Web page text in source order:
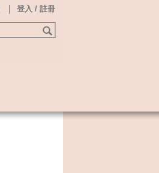
登入 / 註冊